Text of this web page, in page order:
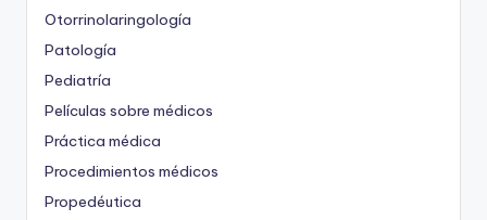
Otorrinolaringología
Patología
Pediatría
Películas sobre médicos
Práctica médica
Procedimientos médicos
Propedéutica